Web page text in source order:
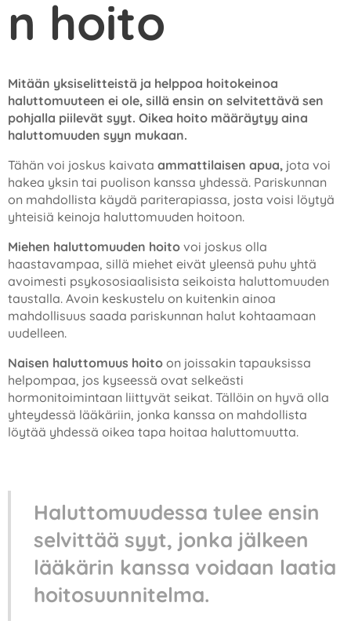
n hoito
Mitään yksiselitteistä ja helppoa hoitokeinoa
haluttomuuteen ei ole, sillä ensin on selvitettävä sen
pohjalla piilevät syyt. Oikea hoito määräytyy aina
haluttomuuden syyn mukaan.
Tähän voi joskus kaivata ammattilaisen apua, jota voi
hakea yksin tai puolison kanssa yhdessä. Pariskunnan
on mahdollista käydä pariterapiassa, josta voisi löytyä
yhteisiä keinoja haluttomuuden hoitoon.
Miehen haluttomuuden hoito voi joskus olla
haastavampaa, sillä miehet eivät yleensä puhu yhtä
avoimesti psykososiaalisista seikoista haluttomuuden
taustalla. Avoin keskustelu on kuitenkin ainoa
mahdollisuus saada pariskunnan halut kohtaamaan
uudelleen.
Naisen haluttomuus hoito on joissakin tapauksissa
helpompaa, jos kyseessä ovat selkeästi
hormonitoimintaan liittyvät seikat. Tällöin on hyvä olla
yhteydessä lääkäriin, jonka kanssa on mahdollista
löytää yhdessä oikea tapa hoitaa haluttomuutta.
Haluttomuudessa tulee ensin
selvittää syyt, jonka jälkeen
lääkärin kanssa voidaan laatia
hoitosuunnitelma.